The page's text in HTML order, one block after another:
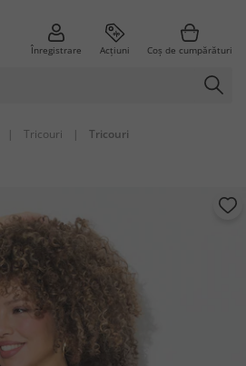
Înregistrare Acțiuni Coș de cumpărături
| Tricouri | Tricouri